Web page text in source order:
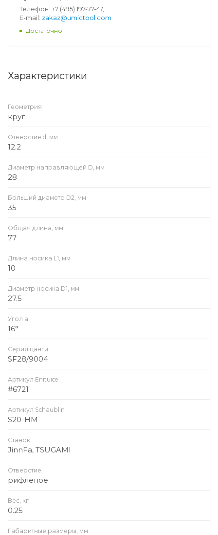
Телефон: +7 (495) 197-77-47,
E-mail: zakaz@umictool.com
Достаточно
Характеристики
Геометрия
круг
Отверстие d, мм
12.2
Диаметр направляющей D, мм
28
Больший диаметр D2, мм
35
Общая длина, мм
77
Длина носика L1, мм
10
Диаметр носика D1, мм
27.5
Угол a
16°
Серия цанги
SF28/9004
Артикул Enituice
#6721
Артикул Schaublin
S20-HM
Станок
JinnFa, TSUGAMI
Отверстие
рифленое
Вес, кг
0.25
Габаритные размеры, мм